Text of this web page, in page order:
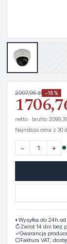
2007,96 zł −15%
netto · brutto 2099,31
Najniższa cena z 30
− + ●
◐ Wysyłka do 24h
↻Zwrot 14 dni bez
✓Gwarancja
▢Faktura VAT,